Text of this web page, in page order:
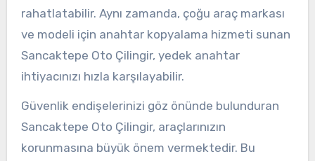
rahatlatabilir. Aynı zamanda, çoğu araç markası
ve modeli için anahtar kopyalama hizmeti sunan
Sancaktepe Oto Çilingir, yedek anahtar
ihtiyacınızı hızla karşılayabilir.
Güvenlik endişelerinizi göz önünde bulunduran
Sancaktepe Oto Çilingir, araçlarınızın
korunmasına büyük önem vermektedir. Bu